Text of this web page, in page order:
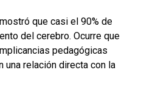
que casi el 90% de
del cerebro. Ocurre que
pedagógicas
relación directa con la